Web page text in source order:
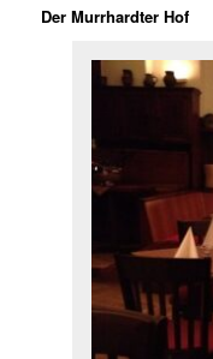
Der Murrhardter Hof